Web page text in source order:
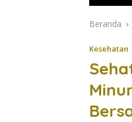
Beranda
Kesehatan